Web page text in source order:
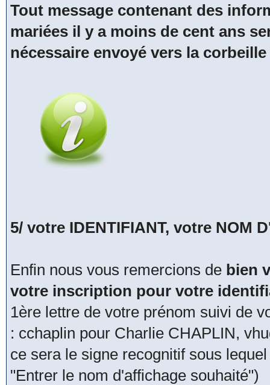
Tout message contenant des
mariées il y a moins de cent ans
nécessaire envoyé vers la
5/ votre IDENTIFIANT, votre NOM
Enfin nous vous remercions de bien
votre inscription pour votre
1ère lettre de votre prénom suivi de
: cchaplin pour Charlie CHAPLIN,
ce sera le signe recognitif sous
"Entrer le nom d'affichage souhaité")